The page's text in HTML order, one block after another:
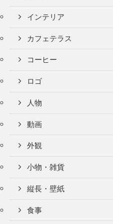
インテリア
カフェテラス
コーヒー
ロゴ
人物
動画
外観
小物・雑貨
縦長・壁紙
食事